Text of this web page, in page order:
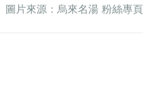
圖片來源： 烏來名湯 粉絲專頁